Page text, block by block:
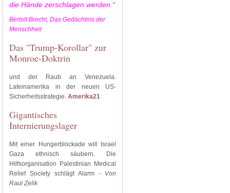
die Hände zerschlagen werden.“
Bertolt Brecht, Das Gedächtnis der
Menschheit
Das "Trump-Korollar" zur
Monroe-Doktrin
und der Raub an Venezuela.
Lateinamerika in der neuen US-
Sicherheitsstrategie. Amerika21
Gigantisches
Internierungslager
Mit einer Hungerblockade will Israel
Gaza ethnisch säubern. Die
Hilfsorganisation Palestinian Medical
Relief Society schlägt Alarm - Von
Raul Zelik